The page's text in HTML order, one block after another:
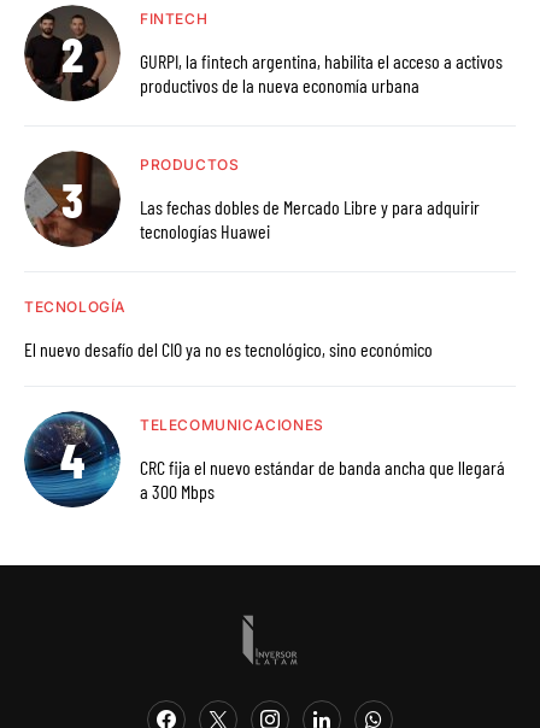
FINTECH
GURPI, la fintech argentina, habilita el acceso a activos
productivos de la nueva economía urbana
PRODUCTOS
Las fechas dobles de Mercado Libre y para adquirir
tecnologías Huawei
TECNOLOGÍA
El nuevo desafío del CIO ya no es tecnológico, sino económico
TELECOMUNICACIONES
CRC fija el nuevo estándar de banda ancha que llegará
a 300 Mbps